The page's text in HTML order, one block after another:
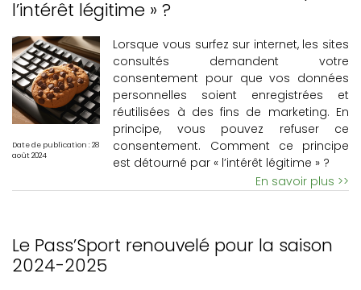
l’intérêt légitime » ?
Date de publication : 28
août 2024
Lorsque vous surfez sur internet, les sites
consultés demandent votre
consentement pour que vos données
personnelles soient enregistrées et
réutilisées à des fins de marketing. En
principe, vous pouvez refuser ce
consentement. Comment ce principe
est détourné par « l’intérêt légitime » ?
En savoir plus >>
Le Pass’Sport renouvelé pour la saison
2024-2025